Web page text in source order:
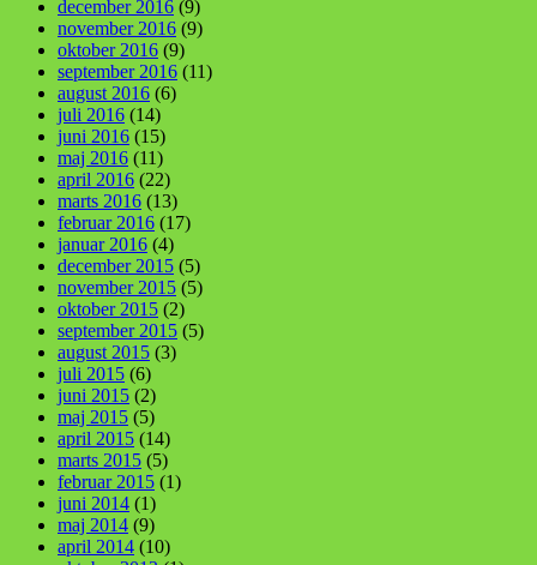
december 2016 (9)
november 2016 (9)
oktober 2016 (9)
september 2016 (11)
august 2016 (6)
juli 2016 (14)
juni 2016 (15)
maj 2016 (11)
april 2016 (22)
marts 2016 (13)
februar 2016 (17)
januar 2016 (4)
december 2015 (5)
november 2015 (5)
oktober 2015 (2)
september 2015 (5)
august 2015 (3)
juli 2015 (6)
juni 2015 (2)
maj 2015 (5)
april 2015 (14)
marts 2015 (5)
februar 2015 (1)
juni 2014 (1)
maj 2014 (9)
april 2014 (10)